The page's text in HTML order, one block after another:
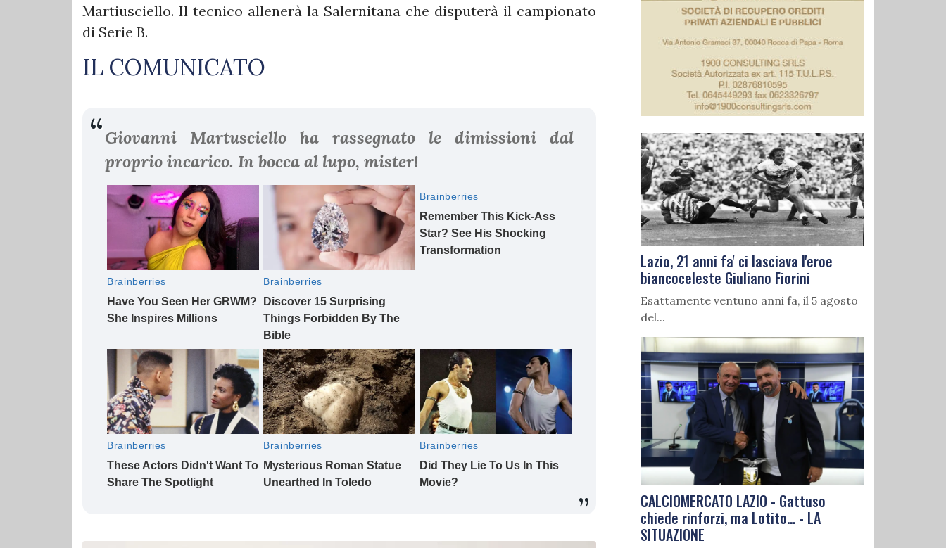
Martiusciello. Il tecnico allenerà la Salernitana che disputerà il campionato
di Serie B.
IL COMUNICATO
Giovanni Martusciello ha rassegnato le dimissioni dal
proprio incarico. In bocca al lupo, mister!
Lazio, 21 anni fa' ci lasciava l'eroe
biancoceleste Giuliano Fiorini
Esattamente ventuno anni fa, il 5 agosto
del...
CALCIOMERCATO LAZIO - Gattuso
chiede rinforzi, ma Lotito... - LA
SITUAZIONE